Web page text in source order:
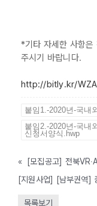
*기타 자세한 사항은
주시기 바랍니다.
http://bitly.kr/
붙임1.-2020년-국내
붙임2.-2020년-국내
신청서양식.hwp
«
목록보기